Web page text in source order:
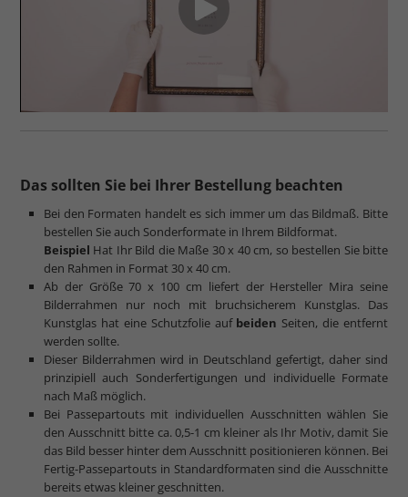
Das sollten Sie bei Ihrer Bestellung beachten
Bei den Formaten handelt es sich immer um das Bildmaß. Bitte
bestellen Sie auch Sonderformate in Ihrem Bildformat.
Beispiel Hat Ihr Bild die Maße 30 x 40 cm, so bestellen Sie bitte
den Rahmen in Format 30 x 40 cm.
Ab der Größe 70 x 100 cm liefert der Hersteller Mira seine
Bilderrahmen nur noch mit bruchsicherem Kunstglas. Das
Kunstglas hat eine Schutzfolie auf beiden Seiten, die entfernt
werden sollte.
Dieser Bilderrahmen wird in Deutschland gefertigt, daher sind
prinzipiell auch Sonderfertigungen und individuelle Formate
nach Maß möglich.
Bei Passepartouts mit individuellen Ausschnitten wählen Sie
den Ausschnitt bitte ca. 0,5-1 cm kleiner als Ihr Motiv, damit Sie
das Bild besser hinter dem Ausschnitt positionieren können. Bei
Fertig-Passepartouts in Standardformaten sind die Ausschnitte
bereits etwas kleiner geschnitten.